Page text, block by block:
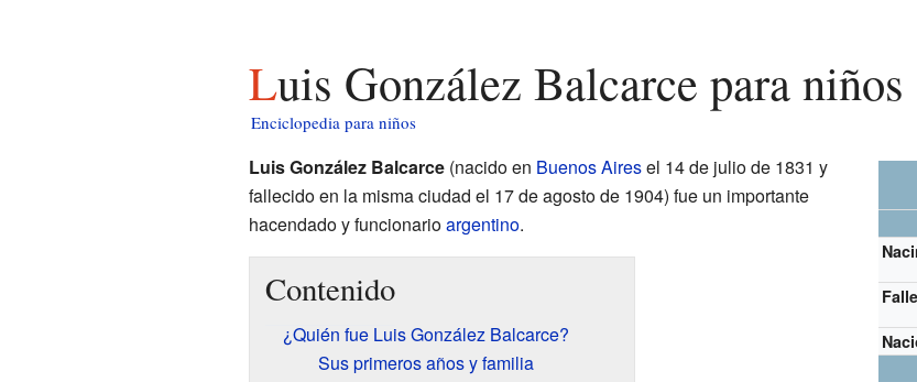
Luis González Balcarce para niños
Enciclopedia para niños
Luis González Balcarce(nacido en Buenos Airesel 14 de julio de 1831 y
fallecido en la misma ciudad el 17 de agosto de 1904) fue un importante
hacendado y funcionarioargentino.
Contenido
¿Quién fue Luis González Balcarce?
Sus primeros años y familia